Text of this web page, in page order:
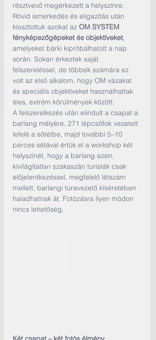
résztvevő megérkezett a helyszínre.
Rövid ismerkedés és eligazítás után
kiosztottuk azokat az OM SYSTEM
fényképezőgépeket és objektíveket,
amelyeket bárki kipróbálhatott a nap
során. Sokan érkeztek saját
felszereléssel, de többek számára ez
volt az első alkalom, hogy OM vázakat
és speciális objektíveket használhattak
éles, extrém körülmények között.
A felszerelkezés után elindult a csapat a
barlang mélyére. 271 lépcsőfok vezetett
lefelé a sötétbe, majd további 5–10
perces sétával értük el a workshop két
helyszínét, hogy a barlang ezen,
kivilágítatlan szakaszán turisták csak
előjelentkezéssel, megfelelő létszám
mellett, barlangi túravezető kíséretében
haladhatnak át. Fotózásra ilyen módon
nincs lehetőség.